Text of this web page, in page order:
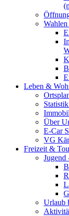
Leben &
Über
E-Car
VG
Freizeit &
Jugend
Urlaub